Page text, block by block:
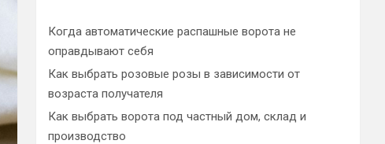
Когда автоматические распашные ворота не
оправдывают себя
Как выбрать розовые розы в зависимости от
возраста получателя
Как выбрать ворота под частный дом, склад и
производство